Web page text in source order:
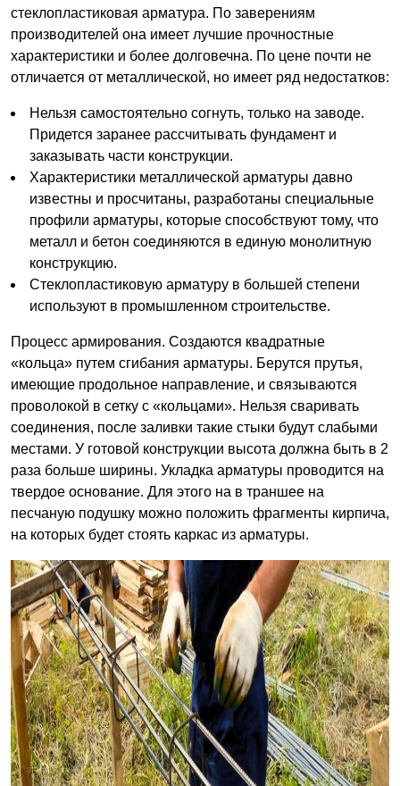
стеклопластиковая арматура. По заверениям
производителей она имеет лучшие прочностные
характеристики и более долговечна. По цене почти не
отличается от металлической, но имеет ряд недостатков:
Нельзя самостоятельно согнуть, только на заводе.
Придется заранее рассчитывать фундамент и
заказывать части конструкции.
Характеристики металлической арматуры давно
известны и просчитаны, разработаны специальные
профили арматуры, которые способствуют тому, что
металл и бетон соединяются в единую монолитную
конструкцию.
Стеклопластиковую арматуру в большей степени
используют в промышленном строительстве.
Процесс армирования. Создаются квадратные
«кольца» путем сгибания арматуры. Берутся прутья,
имеющие продольное направление, и связываются
проволокой в сетку с «кольцами». Нельзя сваривать
соединения, после заливки такие стыки будут слабыми
местами. У готовой конструкции высота должна быть в 2
раза больше ширины. Укладка арматуры проводится на
твердое основание. Для этого на в траншее на
песчаную подушку можно положить фрагменты кирпича,
на которых будет стоять каркас из арматуры.